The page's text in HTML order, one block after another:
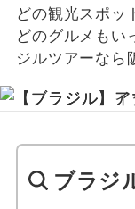
どの観光スポッ
どのグルメもい
ジルツアーなら
ブラジ
北陸
東海
東海すべて
名古屋
リオ デ
サンパウ
サン ルイ
バレリー
ハネムーン
長期滞在
周遊
女性限定
ファースト
フレンドツ
ロイヤルコ
その他